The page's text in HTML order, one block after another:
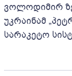
ვოლოდიმირ
უკრაინამ
სარაკეტო